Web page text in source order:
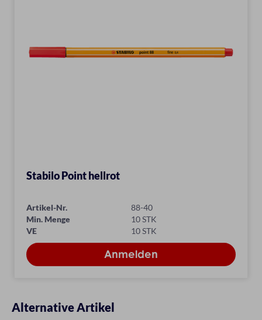
Stabilo Point hellrot
Artikel-Nr.
88-40
Min. Menge
10 STK
VE
10 STK
Alternative Artikel